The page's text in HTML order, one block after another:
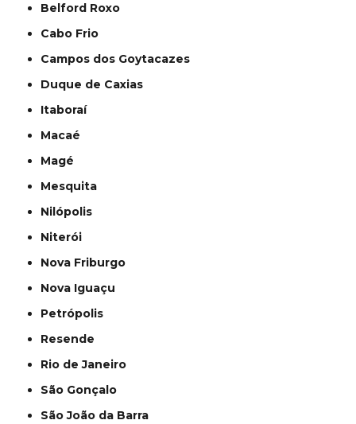
Belford Roxo
Cabo Frio
Campos dos Goytacazes
Duque de Caxias
Itaboraí
Macaé
Magé
Mesquita
Nilópolis
Niterói
Nova Friburgo
Nova Iguaçu
Petrópolis
Resende
Rio de Janeiro
São Gonçalo
São João da Barra